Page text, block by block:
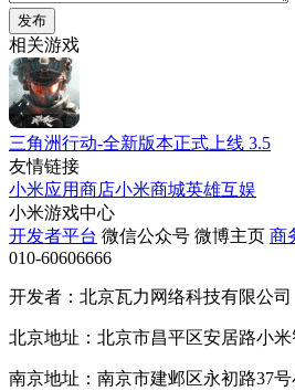
发布
相关游戏
三角洲行动-全新版本正式上线 3.5
友情链接
小米应用商店小米商城英雄互娱
小米游戏中心
开发者平台 微信公众号 微博主页 商
010-60606666
开发者：北京瓦力网络科技有限公司
北京地址：北京市昌平区安居路小米
南京地址：南京市建邺区永初路37